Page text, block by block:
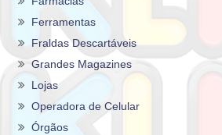
Ferramentas
Fraldas Descartáveis
Grandes Magazines
Lojas
Operadora de Celular
Órgãos